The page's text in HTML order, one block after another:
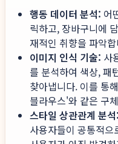
행동 데이터 분석: 어
릭하고, 장바구니에
재적인 취향을 파악
이미지 인식 기술: 사
를 분석하여 색상, 패
찾아냅니다. 이를 통
블라우스'와 같은 구
스타일 상관관계 분석:
사용자들이 공통적